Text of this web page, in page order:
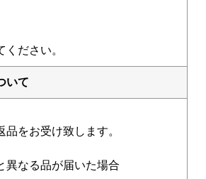
ください。
いて
品をお受け致します。
異なる品が届いた場合